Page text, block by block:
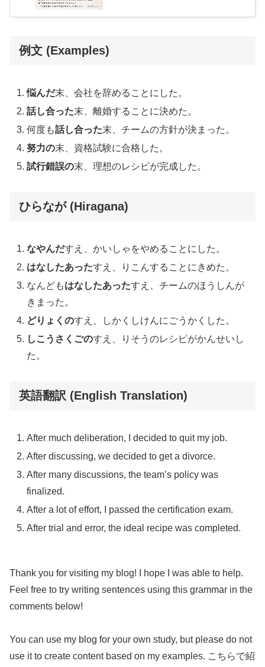
例文 (Examples)
悩んだ末、会社を辞めることにした。
話し合った末、離婚することに決めた。
何度も話し合った末、チームの方針が決まった。
努力の末、資格試験に合格した。
試行錯誤の末、理想のレシピが完成した。
ひらなが (Hiragana)
なやんだすえ、かいしゃをやめることにした。
はなしたあったすえ、りこんすることにきめた。
なんどもはなしたあったすえ、チームのほうしんが
きまった。
どりょくのすえ、しかくしけんにごうかくした。
しこうさくごのすえ、りそうのレシピがかんせいし
た。
英語翻訳 (English Translation)
After much deliberation, I decided to quit my job.
After discussing, we decided to get a divorce.
After many discussions, the team’s policy was
finalized.
After a lot of effort, I passed the certification exam.
After trial and error, the ideal recipe was completed.
Thank you for visiting my blog! I hope I was able to help.
Feel free to try writing sentences using this grammar in the
comments below!
You can use my blog for your own study, but please do not
use it to create content based on my examples. こちらで紹